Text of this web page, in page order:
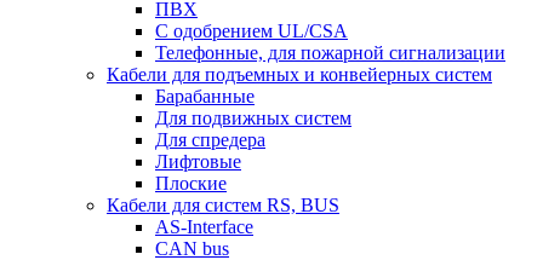
ПВХ
С одобрением UL/CSA
Телефонные, для пожарной сигнализации
Кабели для подъемных и конвейерных систем
Барабанные
Для подвижных систем
Для спредера
Лифтовые
Плоские
Кабели для систем RS, BUS
AS-Interface
CAN bus